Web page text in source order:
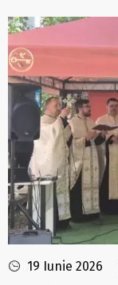
19 Iunie 2026